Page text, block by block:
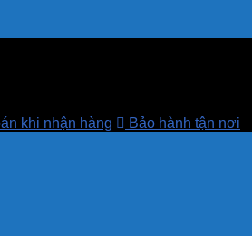
khi nhận hàng Bảo hành tận nơi